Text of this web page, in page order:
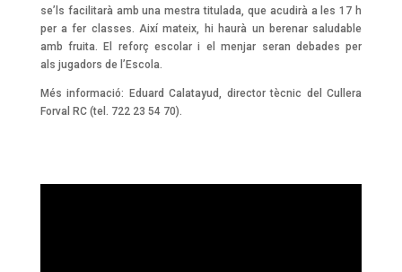
se’ls facilitarà amb una mestra titulada, que acudirà a les 17 h
per a fer classes. Així mateix, hi haurà un berenar saludable
amb fruita. El reforç escolar i el menjar seran debades per
als jugadors de l’Escola.
Més informació: Eduard Calatayud, director tècnic del Cullera
Forval RC (tel. 722 23 54 70).